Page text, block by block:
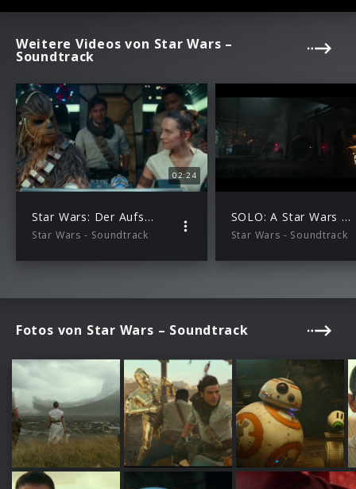
Weitere Videos von Star Wars –
Soundtrack
02:24
Star Wars: Der Aufstieg Skywalkers (Offizieller Trailer)
Star Wars - Soundtrack
SOLO: A Star Wars Story (Trailer)
Star Wars - Soundtrack
Fotos von Star Wars – Soundtrack